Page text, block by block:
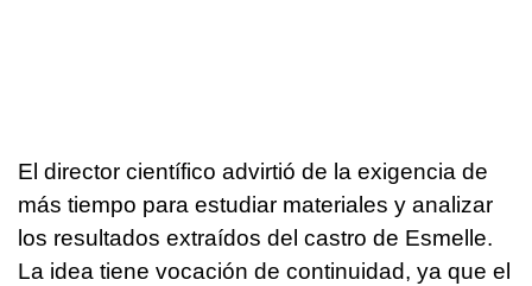
El director científico advirtió de la exigencia de
más tiempo para estudiar materiales y analizar
los resultados extraídos del castro de Esmelle.
La idea tiene vocación de continuidad, ya que el